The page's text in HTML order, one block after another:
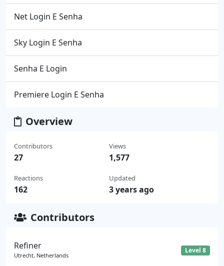
Net Login E Senha
Sky Login E Senha
Senha E Login
Premiere Login E Senha
Overview
Contributors
27
Reactions
162
Views
1,577
Updated
3 years ago
Contributors
Refiner
Utrecht, Netherlands
Level 8